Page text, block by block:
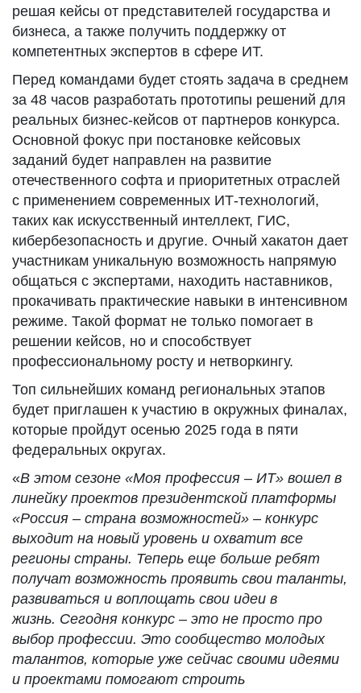
решая кейсы от представителей государства и
бизнеса, а также получить поддержку от
компетентных экспертов в сфере ИТ.
Перед командами будет стоять задача в среднем
за 48 часов разработать прототипы решений для
реальных бизнес-кейсов от партнеров конкурса.
Основной фокус при постановке кейсовых
заданий будет направлен на развитие
отечественного софта и приоритетных отраслей
с применением современных ИТ-технологий,
таких как искусственный интеллект, ГИС,
кибербезопасность и другие. Очный хакатон дает
участникам уникальную возможность напрямую
общаться с экспертами, находить наставников,
прокачивать практические навыки в интенсивном
режиме. Такой формат не только помогает в
решении кейсов, но и способствует
профессиональному росту и нетворкингу.
Топ сильнейших команд региональных этапов
будет приглашен к участию в окружных финалах,
которые пройдут осенью 2025 года в пяти
федеральных округах.
«В этом сезоне «Моя профессия – ИТ» вошел в
линейку проектов президентской платформы
«Россия – страна возможностей» – конкурс
выходит на новый уровень и охватит все
регионы страны. Теперь еще больше ребят
получат возможность проявить свои таланты,
развиваться и воплощать свои идеи в
жизнь. Сегодня конкурс – это не просто про
выбор профессии. Это сообщество молодых
талантов, которые уже сейчас своими идеями
и проектами помогают строить